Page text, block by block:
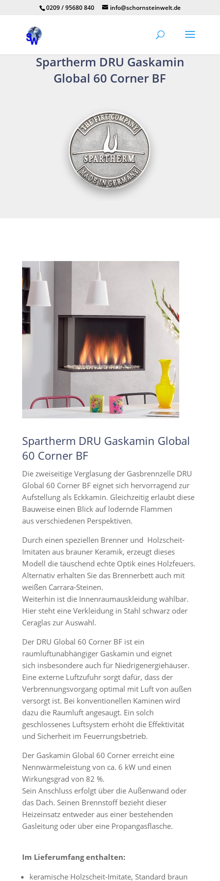
0209 / 95680 840 info@schornsteinwelt.de
Spartherm DRU Gaskamin
Global 60 Corner BF
Spartherm DRU Gaskamin Global
60 Corner BF
Die zweiseitige Verglasung der Gasbrennzelle DRU
Global 60 Corner BF eignet sich hervorragend zur
Aufstellung als Eckkamin. Gleichzeitig erlaubt diese
Bauweise einen Blick auf lodernde Flammen
aus verschiedenen Perspektiven.
Durch einen speziellen Brenner und Holzscheit-
Imitaten aus brauner Keramik, erzeugt dieses
Modell die täuschend echte Optik eines Holzfeuers.
Alternativ erhalten Sie das Brennerbett auch mit
weißen Carrara-Steinen.
Weiterhin ist die Innenraumauskleidung wählbar.
Hier steht eine Verkleidung in Stahl schwarz oder
Ceraglas zur Auswahl.
Der DRU Global 60 Corner BF ist ein
raumluftunabhängiger Gaskamin und eignet
sich insbesondere auch für Niedrigenergiehäuser.
Eine externe Luftzufuhr sorgt dafür, dass der
Verbrennungsvorgang optimal mit Luft von außen
versorgt ist. Bei konventionellen Kaminen wird
dazu die Raumluft angesaugt. Ein solch
geschlossenes Luftsystem erhöht die Effektivität
und Sicherheit im Feuerrungsbetrieb.
Der Gaskamin Global 60 Corner erreicht eine
Nennwärmeleistung von ca. 6 kW und einen
Wirkungsgrad von 82 %.
Sein Anschluss erfolgt über die Außenwand oder
das Dach. Seinen Brennstoff bezieht dieser
Heizeinsatz entweder aus einer bestehenden
Gasleitung oder über eine Propangasflasche.
Im Lieferumfang enthalten:
keramische Holzscheit-Imitate, Standard braun